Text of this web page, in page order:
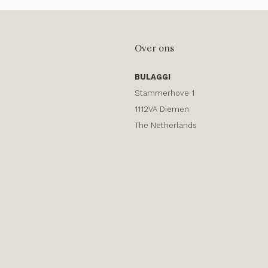
Over ons
BULAGGI
Stammerhove 1
1112VA Diemen
The Netherlands